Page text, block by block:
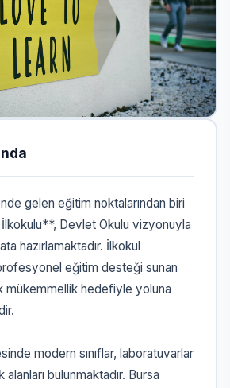
gelen eğitim noktalarından biri
Devlet Okulu vizyonuyla
hazırlamaktadır. İlkokul
eğitim desteği sunan
mükemmellik hedefiyle yoluna
modern sınıflar, laboratuvarlar
bulunmaktadır. Bursa